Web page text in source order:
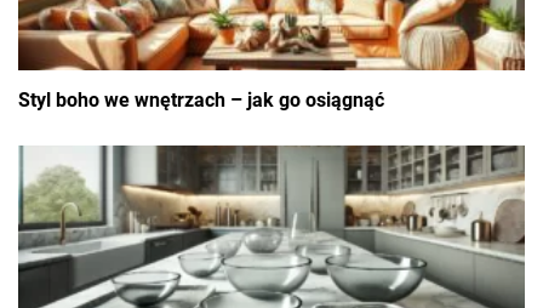
Styl boho we wnętrzach – jak go osiągnąć